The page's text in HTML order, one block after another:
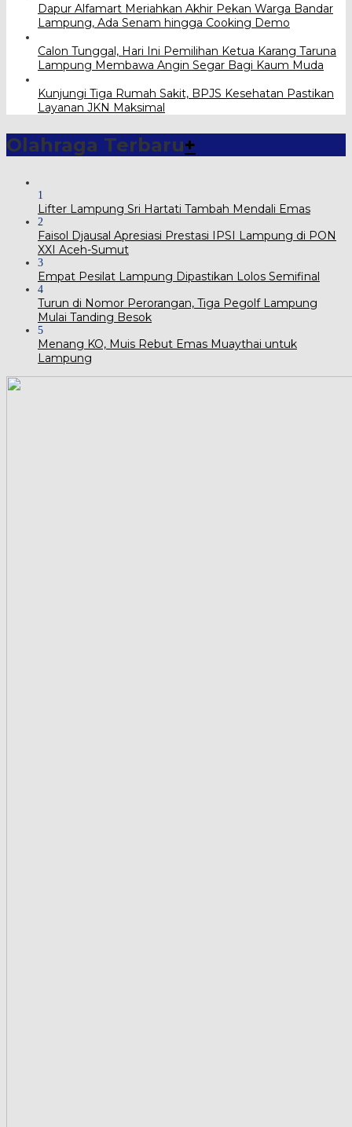
Dapur Alfamart Meriahkan Akhir Pekan Warga Bandar
Lampung, Ada Senam hingga Cooking Demo
Calon Tunggal, Hari Ini Pemilihan Ketua Karang Taruna
Lampung Membawa Angin Segar Bagi Kaum Muda
Kunjungi Tiga Rumah Sakit, BPJS Kesehatan Pastikan
Layanan JKN Maksimal
Olahraga Terbaru+
1
Lifter Lampung Sri Hartati Tambah Mendali Emas
2
Faisol Djausal Apresiasi Prestasi IPSI Lampung di PON
XXI Aceh-Sumut
3
Empat Pesilat Lampung Dipastikan Lolos Semifinal
4
Turun di Nomor Perorangan, Tiga Pegolf Lampung
Mulai Tanding Besok
5
Menang KO, Muis Rebut Emas Muaythai untuk
Lampung